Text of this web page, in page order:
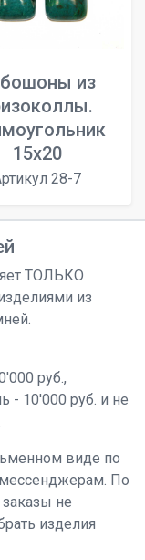
из
15х20
28-7
ТОЛЬКО
из
руб.,
- 10'000 руб. и не
виде по
По
не
изделия